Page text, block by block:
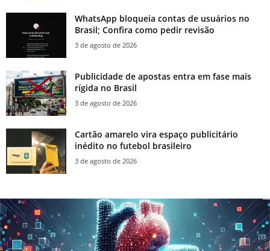
WhatsApp bloqueia contas de usuários no
Brasil; Confira como pedir revisão
3 de agosto de 2026
Publicidade de apostas entra em fase mais
rígida no Brasil
3 de agosto de 2026
Cartão amarelo vira espaço publicitário
inédito no futebol brasileiro
3 de agosto de 2026